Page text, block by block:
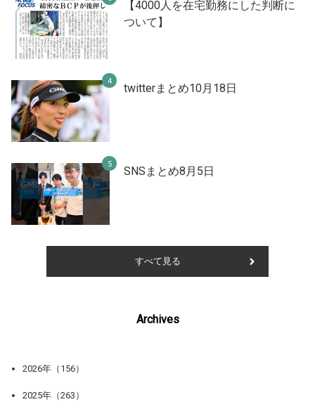
【4000人を在宅勤務にした判断に
ついて】
twitterまとめ10月18日
SNSまとめ8月5日
すべて見る
Archives
2026年（156）
2025年（263）